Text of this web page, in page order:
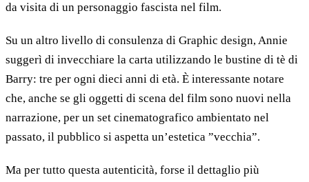
da visita di un personaggio fascista nel film.
Su un altro livello di consulenza di Graphic design, Annie
suggerì di invecchiare la carta utilizzando le bustine di tè di
Barry: tre per ogni dieci anni di età. È interessante notare
che, anche se gli oggetti di scena del film sono nuovi nella
narrazione, per un set cinematografico ambientato nel
passato, il pubblico si aspetta un’estetica ”vecchia”.
Ma per tutto questa autenticità, forse il dettaglio più